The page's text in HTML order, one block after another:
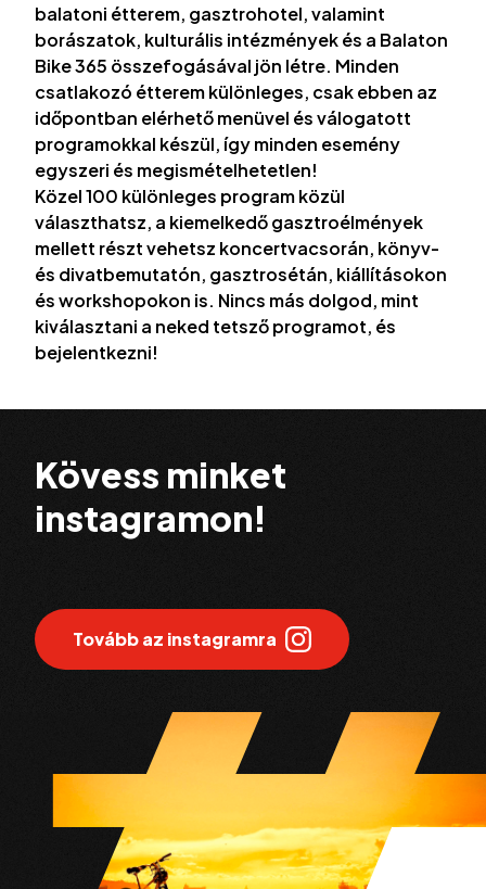
balatoni étterem, gasztrohotel, valamint
borászatok, kulturális intézmények és a Balaton
Bike 365 összefogásával jön létre. Minden
csatlakozó étterem különleges, csak ebben az
időpontban elérhető menüvel és válogatott
programokkal készül, így minden esemény
egyszeri és megismételhetetlen!
Közel 100 különleges program közül
választhatsz, a kiemelkedő gasztroélmények
mellett részt vehetsz koncertvacsorán, könyv-
és divatbemutatón, gasztrosétán, kiállításokon
és workshopokon is. Nincs más dolgod, mint
kiválasztani a neked tetsző programot, és
bejelentkezni!
Kövess minket
instagramon!
Tovább az instagramra